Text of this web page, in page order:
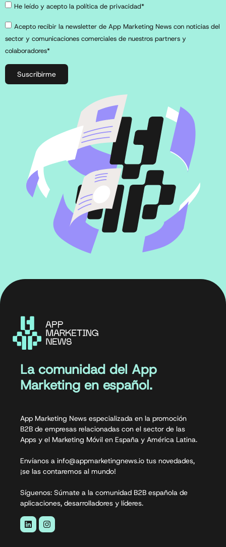
He leído y acepto la política de privacidad*
Acepto recibir la newsletter de App Marketing News con noticias del
sector y comunicaciones comerciales de nuestros partners y
colaboradores*
Suscribirme
La comunidad del App
Marketing en español.
App Marketing News especializada en la promoción
B2B de empresas relacionadas con el sector de las
Apps y el Marketing Móvil en España y América Latina.
Envíanos a info@appmarketingnews.io tus novedades,
¡se las contaremos al mundo!
Síguenos: Súmate a la comunidad B2B española de
aplicaciones, desarrolladores y líderes.